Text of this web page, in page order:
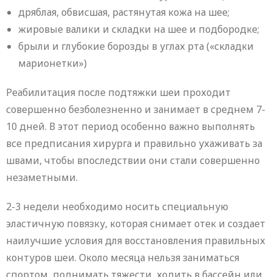
дряблая, обвисшая, растянутая кожа на шее;
жировые валики и складки на шее и подбородке;
брыли и глубокие борозды в углах рта («складки
марионетки»)
Реабилитация после подтяжки шеи проходит
совершенно безболезненно и занимает в среднем 7-
10 дней. В этот период особенно важно выполнять
все предписания хирурга и правильно ухаживать за
швами, чтобы впоследствии они стали совершенно
незаметными.
2-3 недели необходимо носить специальную
эластичную повязку, которая снимает отек и создает
наилучшие условия для восстановления правильных
контуров шеи. Около месяца нельзя заниматься